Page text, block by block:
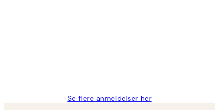
Se flere anmeldelser her